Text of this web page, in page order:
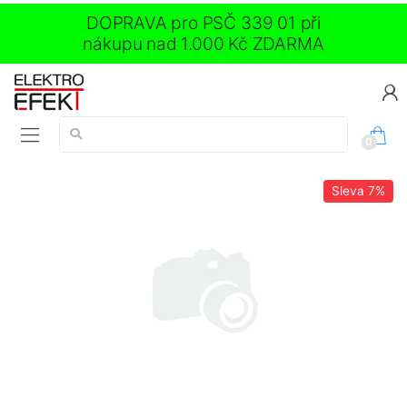
DOPRAVA pro PSČ 339 01 při
nákupu nad 1.000 Kč ZDARMA
Vyhledávání:
0
Sleva 7%